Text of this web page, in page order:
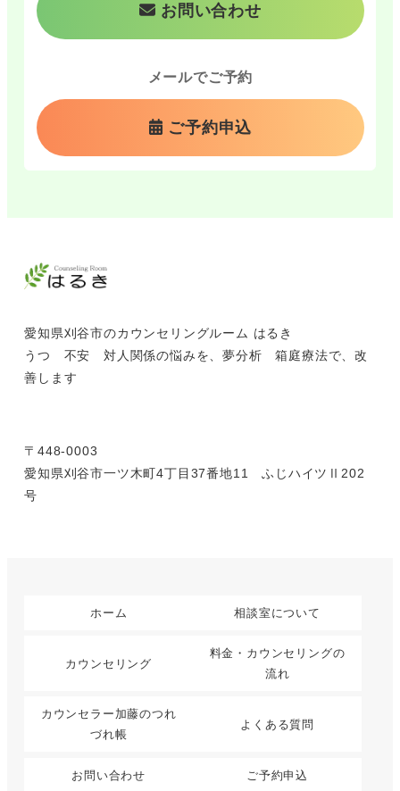
お問い合わせ
メールでご予約
ご予約申込
愛知県刈谷市のカウンセリングルーム はるき
うつ 不安 対人関係の悩みを、夢分析 箱庭療法で、改
善します
〒448-0003
愛知県刈谷市一ツ木町4丁目37番地11 ふじハイツⅡ202
号
ホーム 相談室について
カウンセリング
料金・カウンセリングの
流れ
カウンセラー加藤のつれ
づれ帳
よくある質問
お問い合わせ ご予約申込